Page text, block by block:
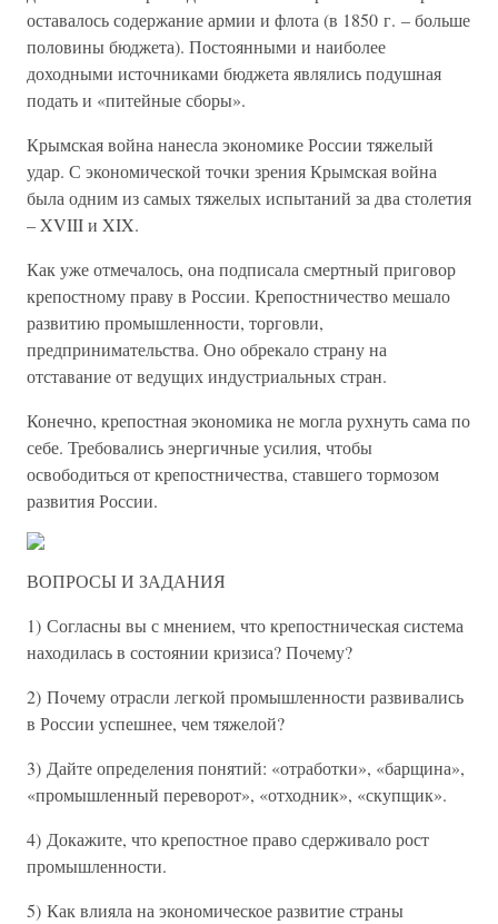
оставалось содержание армии и флота (в 1850 г. – больше
половины бюджета). Постоянными и наиболее
доходными источниками бюджета являлись подушная
подать и «питейные сборы».
Крымская война нанесла экономике России тяжелый
удар. С экономической точки зрения Крымская война
была одним из самых тяжелых испытаний за два столетия
– XVIII и XIX.
Как уже отмечалось, она подписала смертный приговор
крепостному праву в России. Крепостничество мешало
развитию промышленности, торговли,
предпринимательства. Оно обрекало страну на
отставание от ведущих индустриальных стран.
Конечно, крепостная экономика не могла рухнуть сама по
себе. Требовались энергичные усилия, чтобы
освободиться от крепостничества, ставшего тормозом
развития России.
ВОПРОСЫ И ЗАДАНИЯ
1) Согласны вы с мнением, что крепостническая система
находилась в состоянии кризиса? Почему?
2) Почему отрасли легкой промышленности развивались
в России успешнее, чем тяжелой?
3) Дайте определения понятий: «отработки», «барщина»,
«промышленный переворот», «отходник», «скупщик».
4) Докажите, что крепостное право сдерживало рост
промышленности.
5) Как влияла на экономическое развитие страны